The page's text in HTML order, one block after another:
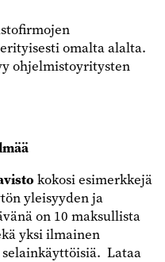
omalta alalta.
ohjelmistoyritysten
kokosi esimerkkejä
yleisyyden ja
on 10 maksullista
yksi ilmainen
Lataa